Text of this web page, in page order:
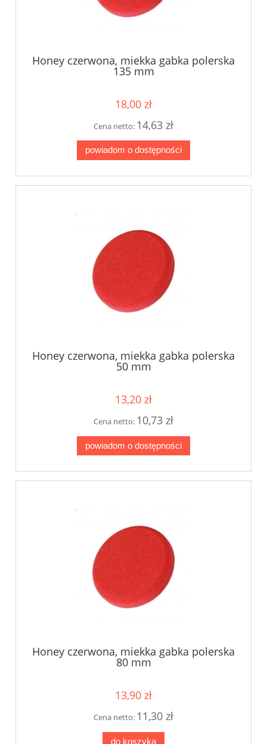
Honey czerwona, miekka gabka polerska
135 mm
18,00 zł
Cena netto: 14,63 zł
powiadom o dostępności
Honey czerwona, miekka gabka polerska
50 mm
13,20 zł
Cena netto: 10,73 zł
powiadom o dostępności
Honey czerwona, miekka gabka polerska
80 mm
13,90 zł
Cena netto: 11,30 zł
do koszyka